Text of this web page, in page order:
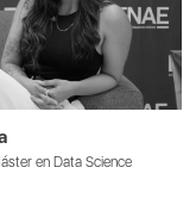
en Data Science